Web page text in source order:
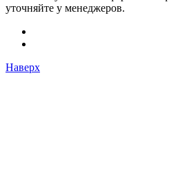
уточняйте у менеджеров.
Наверх